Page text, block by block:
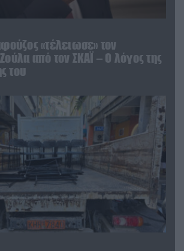
«τέλειωσε» τον
από τον ΣΚΑΪ – Ο λόγος της
του